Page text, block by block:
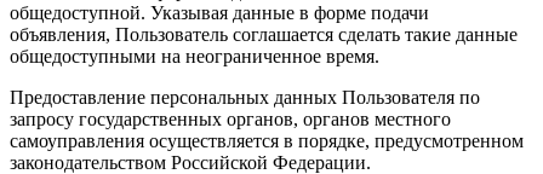
общедоступной. Указывая данные в форме подачи
объявления, Пользователь соглашается сделать такие данные
общедоступными на неограниченное время.
Предоставление персональных данных Пользователя по
запросу государственных органов, органов местного
самоуправления осуществляется в порядке, предусмотренном
законодательством Российской Федерации.